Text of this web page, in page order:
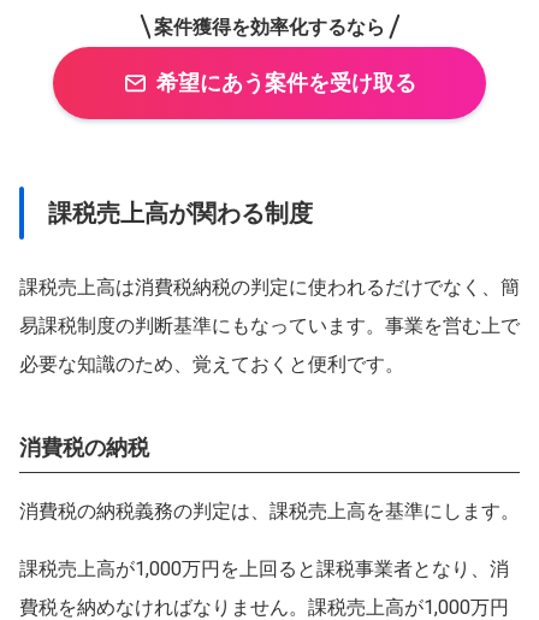
案件獲得を効率化するなら
希望にあう案件を受け取る
課税売上高が関わる制度
課税売上高は消費税納税の判定に使われるだけでなく、簡
易課税制度の判断基準にもなっています。事業を営む上で
必要な知識のため、覚えておくと便利です。
消費税の納税
消費税の納税義務の判定は、課税売上高を基準にします。
課税売上高が1,000万円を上回ると課税事業者となり、消
費税を納めなければなりません。課税売上高が1,000万円